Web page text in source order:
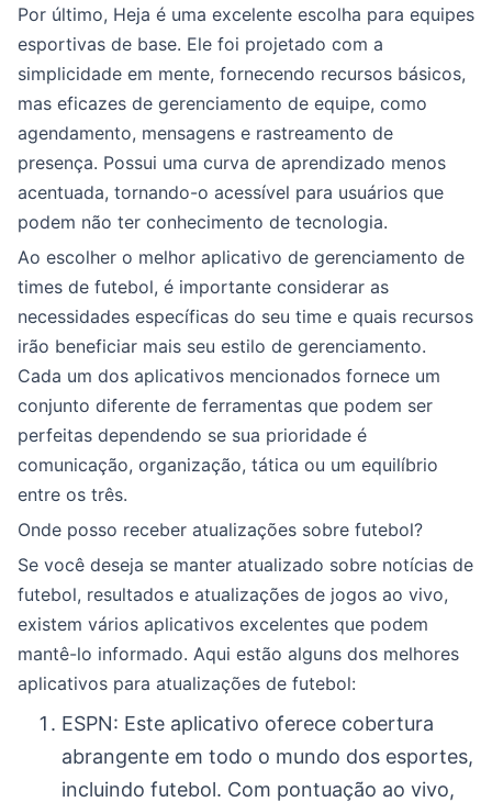
Por último, Heja é uma excelente escolha para equipes
esportivas de base. Ele foi projetado com a
simplicidade em mente, fornecendo recursos básicos,
mas eficazes de gerenciamento de equipe, como
agendamento, mensagens e rastreamento de
presença. Possui uma curva de aprendizado menos
acentuada, tornando-o acessível para usuários que
podem não ter conhecimento de tecnologia.
Ao escolher o melhor aplicativo de gerenciamento de
times de futebol, é importante considerar as
necessidades específicas do seu time e quais recursos
irão beneficiar mais seu estilo de gerenciamento.
Cada um dos aplicativos mencionados fornece um
conjunto diferente de ferramentas que podem ser
perfeitas dependendo se sua prioridade é
comunicação, organização, tática ou um equilíbrio
entre os três.
Onde posso receber atualizações sobre futebol?
Se você deseja se manter atualizado sobre notícias de
futebol, resultados e atualizações de jogos ao vivo,
existem vários aplicativos excelentes que podem
mantê-lo informado. Aqui estão alguns dos melhores
aplicativos para atualizações de futebol:
ESPN: Este aplicativo oferece cobertura
abrangente em todo o mundo dos esportes,
incluindo futebol. Com pontuação ao vivo,